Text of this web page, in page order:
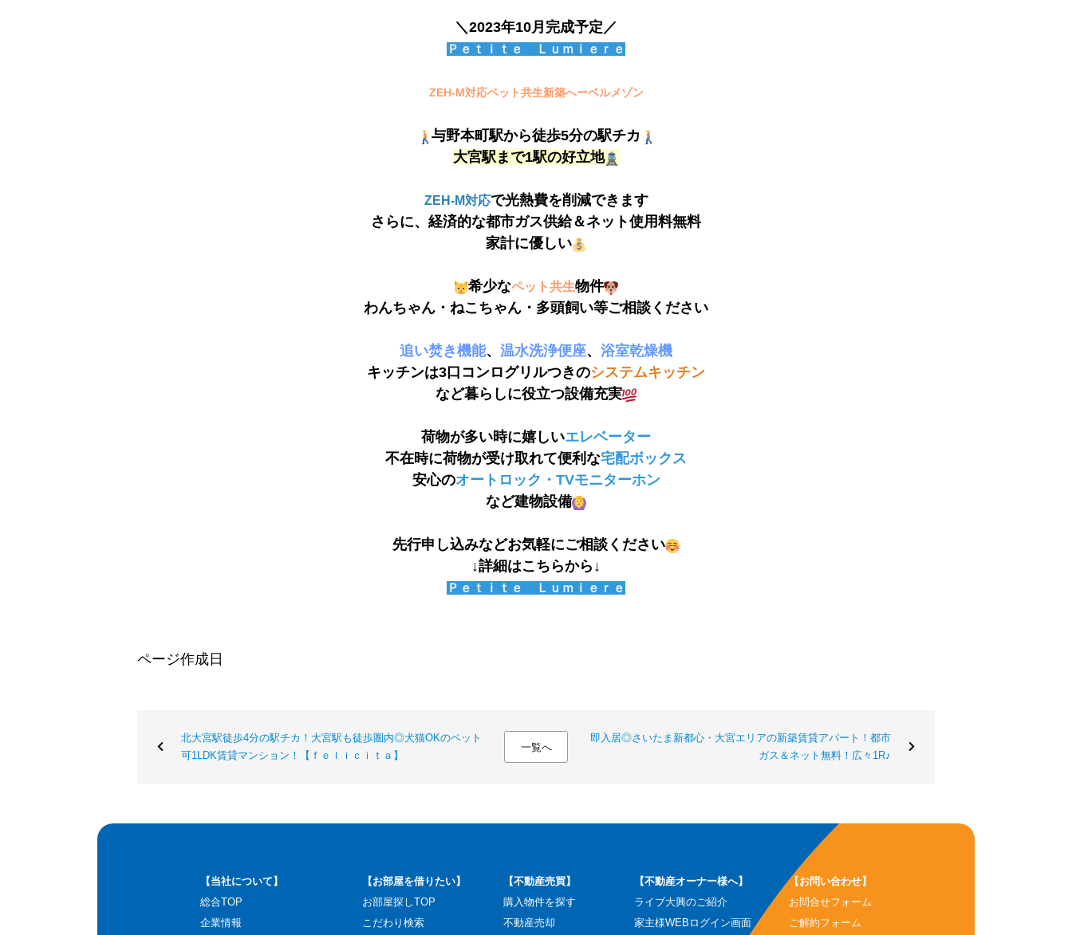
＼2023年10月完成予定／
Ｐｅｔｉｔｅ Ｌｕｍｉｅｒｅ
ZEH-M対応ペット共生新築へーベルメゾン
与野本町駅から徒歩5分の駅チカ
大宮駅まで1駅の好立地
ZEH-M対応で光熱費を削減できます
さらに、経済的な都市ガス供給＆ネット使用料無料
家計に優しい
希少なペット共生物件
わんちゃん・ねこちゃん・多頭飼い等ご相談ください
追い焚き機能、 温水洗浄便座、 浴室乾燥機
キッチンは3口コンログリルつきのシステムキッチン
など暮らしに役立つ設備充実
荷物が多い時に嬉しいエレベーター
不在時に荷物が受け取れて便利な宅配ボックス
安心のオートロック・TVモニターホン
など建物設備
先行申し込みなどお気軽にご相談ください
↓詳細はこちらから↓
Ｐｅｔｉｔｅ Ｌｕｍｉｅｒｅ
ページ作成日
北大宮駅徒歩4分の駅チカ！大宮駅も徒歩圏内◎犬猫OKのペット
可1LDK賃貸マンション！【ｆｅｌｉｃｉｔａ】
一覧へ
即入居◎さいたま新都心・大宮エリアの新築賃貸アパート！都市
ガス＆ネット無料！広々1R♪
【当社について】
総合TOP
企業情報
【お部屋を借りたい】
お部屋探しTOP
こだわり検索
【不動産売買】
購入物件を探す
不動産売却
【不動産オーナー様へ】
ライブ大興のご紹介
家主様WEBログイン画面
【お問い合わせ】
お問合せフォーム
ご解約フォーム